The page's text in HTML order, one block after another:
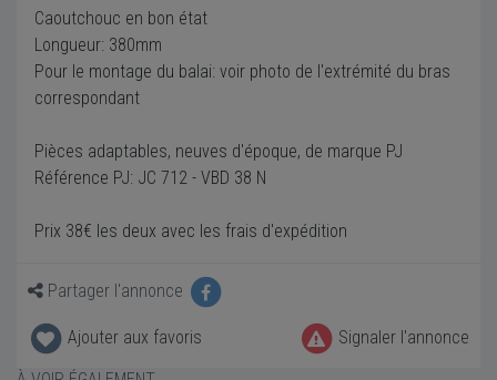
Caoutchouc en bon état
Longueur: 380mm
Pour le montage du balai: voir photo de l'extrémité du bras
correspondant
Pièces adaptables, neuves d'époque, de marque PJ
Référence PJ: JC 712 - VBD 38 N
Prix 38€ les deux avec les frais d'expédition
Partager l'annonce
Ajouter aux favoris
Signaler l'annonce